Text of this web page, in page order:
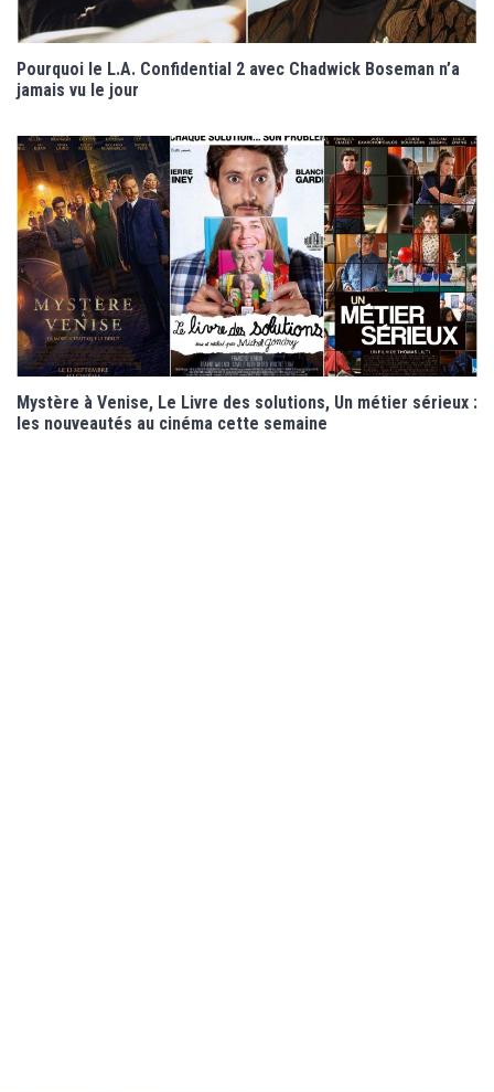
Pourquoi le L.A. Confidential 2 avec Chadwick Boseman n’a
jamais vu le jour
Mystère à Venise, Le Livre des solutions, Un métier sérieux :
les nouveautés au cinéma cette semaine